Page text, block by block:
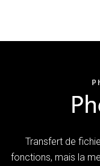
Transfert de
fonctions, mais la